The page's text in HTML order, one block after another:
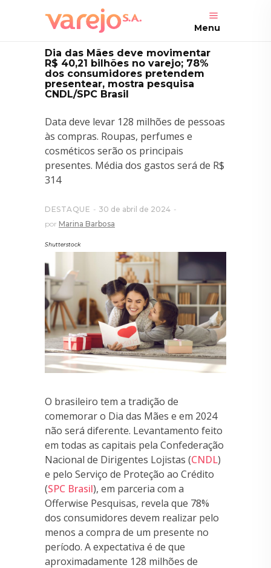
Menu
Dia das Mães deve movimentar
R$ 40,21 bilhões no varejo; 78%
dos consumidores pretendem
presentear, mostra pesquisa
CNDL/SPC Brasil
Data deve levar 128 milhões de pessoas
às compras. Roupas, perfumes e
cosméticos serão os principais
presentes. Média dos gastos será de R$
314
DESTAQUE
30 de abril de 2024
por Marina Barbosa
Shutterstock
O brasileiro tem a tradição de
comemorar o Dia das Mães e em 2024
não será diferente. Levantamento feito
em todas as capitais pela Confederação
Nacional de Dirigentes Lojistas (CNDL)
e pelo Serviço de Proteção ao Crédito
(SPC Brasil), em parceria com a
Offerwise Pesquisas, revela que 78%
dos consumidores devem realizar pelo
menos a compra de um presente no
período. A expectativa é de que
aproximadamente 128 milhões de